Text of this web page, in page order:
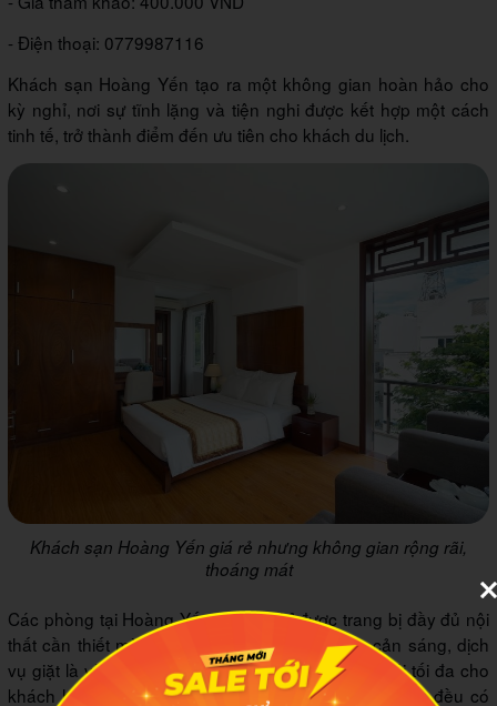
- Điện thoại: 0779987116
Khách sạn Hoàng Yến tạo ra một không gian hoàn hảo cho
kỳ nghỉ, nơi sự tĩnh lặng và tiện nghi được kết hợp một cách
tinh tế, trở thành điểm đến ưu tiên cho khách du lịch.
Khách sạn Hoàng Yến giá rẻ nhưng không gian rộng rãi,
thoáng mát
Các phòng tại Hoàng Yến không chỉ được trang bị đầy đủ nội
thất cần thiết mà còn có các tiện ích như rèm cản sáng, dịch
vụ giặt là và máy lạnh, nhằm mang lại sự thoải mái tối đa cho
khách hàng. Với thiết kế độc đáo, các phòng tại đây đều có